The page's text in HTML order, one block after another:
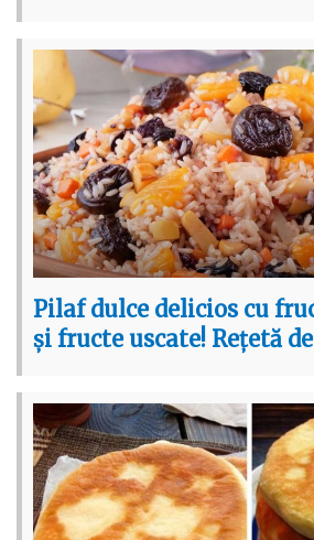
Pilaf dulce delicios cu
și fructe uscate! Rețetă